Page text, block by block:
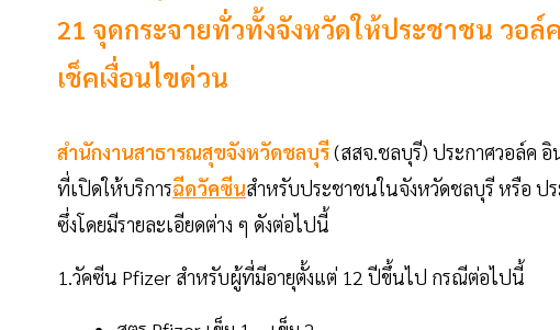
21 จุดกระจายทั่วทั้งจังหวัดให้ประชาชน วอล์
เช็คเงื่อนไขด่วน
สำนักงานสาธารณสุขจังหวัดชลบุรี(สสจ.ชลบุรี) ประกาศวอล์ค อิ
ที่เปิดให้บริการฉีดวัคซีนสำหรับประชาชนในจังหวัดชลบุรี หรือ ป
ซึ่งโดยมีรายละเอียดต่าง ๆ ดังต่อไปนี้
1.วัคซีน Pfizer สำหรับผู้ที่มีอายุตั้งแต่ 12 ปีขึ้นไป กรณีต่อไปนี้